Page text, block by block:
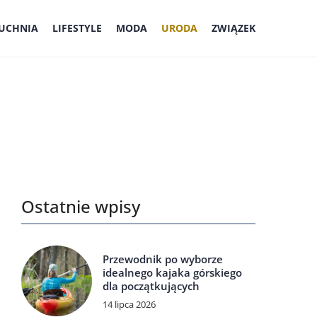
LIFESTYLE MODA URODA ZWIĄZEK
Ostatnie wpisy
Przewodnik po wyborze
idealnego kajaka górskiego
dla początkujących
14 lipca 2026